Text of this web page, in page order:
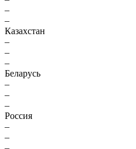
–
–
Казахстан
–
–
–
Беларусь
–
–
–
Россия
–
–